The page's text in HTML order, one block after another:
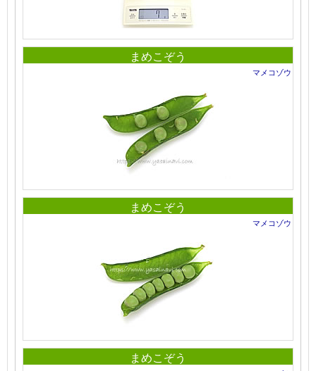
まめこぞう
マメコゾウ
まめこぞう
マメコゾウ
まめこぞう